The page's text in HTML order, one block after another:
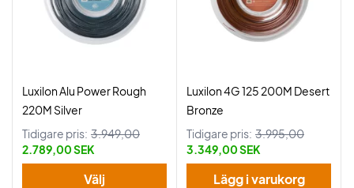
Luxilon Alu Power Rough
220M Silver
Tidigare pris: 3.949,00
2.789,00 SEK
Välj
Luxilon 4G 125 200M Desert
Bronze
Tidigare pris: 3.995,00
3.349,00 SEK
Lägg i varukorg